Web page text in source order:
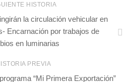
HISTORIA
la circulación vehicular en
Encarnación por trabajos de
en luminarias
PREVIA
“Mi Primera Exportación”